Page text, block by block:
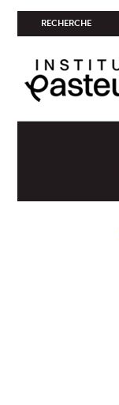
RECHERCHE